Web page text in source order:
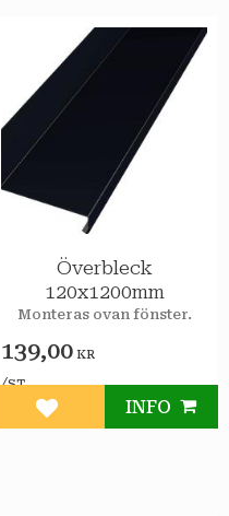
Överbleck
120x1200mm
Monteras ovan fönster.
139,00 KR
/ST
Lägg till i favoriter
INFO